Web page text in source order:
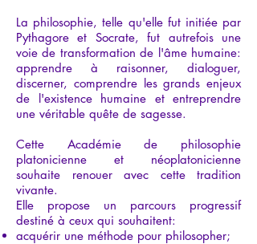
​La philosophie, telle qu'elle fut initiée par
Pythagore et Socrate, fut autrefois une
voie de transformation de l'âme humaine:
apprendre à raisonner, dialoguer,
discerner, comprendre les grands enjeux
de l'existence humaine et entreprendre
une véritable quête de sagesse.
Cette Académie de philosophie
platonicienne et néoplatonicienne
souhaite renouer avec cette tradition
vivante.
Elle propose un parcours progressif
destiné à ceux qui souhaitent:
acquérir une méthode pour philosopher;